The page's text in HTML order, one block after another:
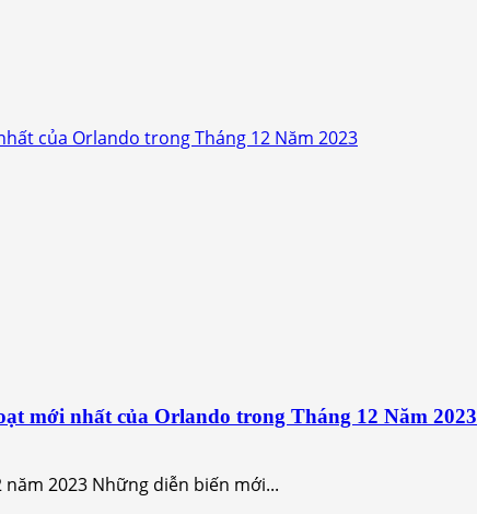
của Orlando trong Tháng 12 Năm 2023
mới nhất của Orlando trong Tháng 12 Năm 2023
năm 2023 Những diễn biến mới...